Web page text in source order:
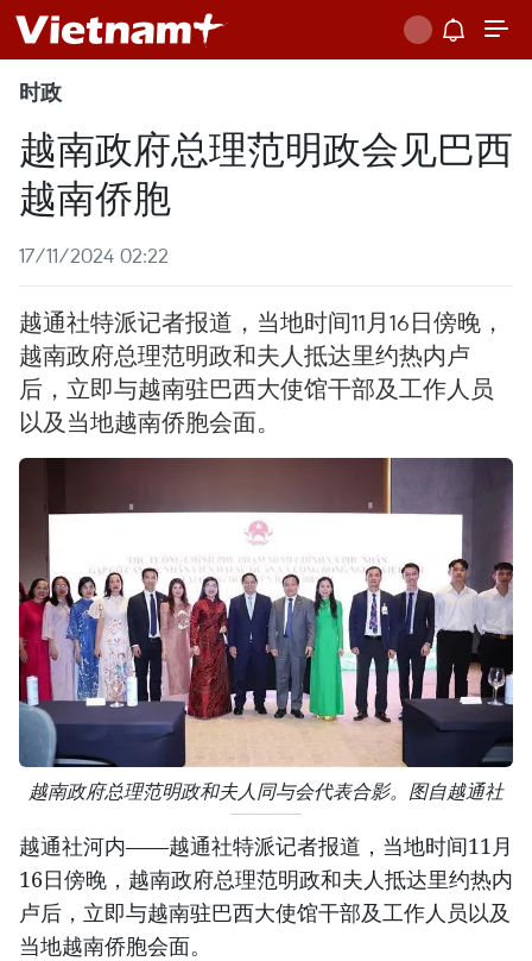
时政
越南政府总理范明政会见巴西
越南侨胞
17/11/2024 02:22
越通社特派记者报道，当地时间11月16日傍晚，
越南政府总理范明政和夫人抵达里约热内卢
后，立即与越南驻巴西大使馆干部及工作人员
以及当地越南侨胞会面。
越南政府总理范明政和夫人同与会代表合影。图自越通社
越通社河内——越通社特派记者报道，当地时间11月
16日傍晚，越南政府总理范明政和夫人抵达里约热内
卢后，立即与越南驻巴西大使馆干部及工作人员以及
当地越南侨胞会面。